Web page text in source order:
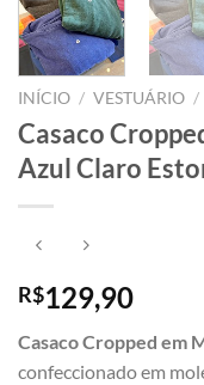
INÍCIO / VESTUÁRIO /
Casaco
Azul Claro
R$129,90
Casaco Cropped em
confeccionado em